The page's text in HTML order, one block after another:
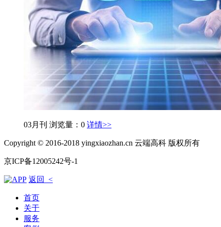
03月刊 浏览量：0 详情>>
Copyright © 2016-2018 yingxiaozhan.cn 云端高科 版权所有
京ICP备12005242号-1
返回 <
首页
关于
服务